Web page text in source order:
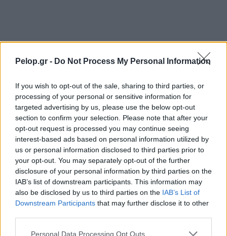
Pelop.gr - Do Not Process My Personal Information
If you wish to opt-out of the sale, sharing to third parties, or
processing of your personal or sensitive information for
targeted advertising by us, please use the below opt-out
section to confirm your selection. Please note that after your
opt-out request is processed you may continue seeing
interest-based ads based on personal information utilized by
us or personal information disclosed to third parties prior to
your opt-out. You may separately opt-out of the further
disclosure of your personal information by third parties on the
IAB’s list of downstream participants. This information may
also be disclosed by us to third parties on the IAB’s List of
Downstream Participants that may further disclose it to other
Please note that this website/app uses one or more Google
Personal Data Processing Opt Outs
ΡΟΗ ΕΙΔΗΣΕΩΝ